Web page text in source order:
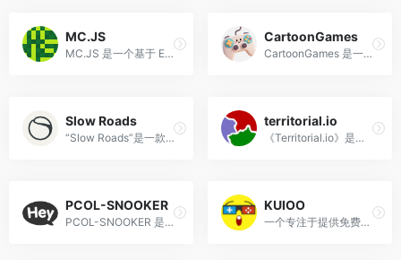
MC.JS
MC.JS 是一个基于 Eaglercraft 的网页版 Minecraft（MC）项目，专为中文用户优化的汉化版本。它是一个开源项目，旨在提供一个稳定、兼容性好、支持中文的网页版 Minecraft 体验。
CartoonGames
CartoonGames 是一个专为动画爱好者打造的免费浏览器游戏平台，汇集了海量风格鲜明、充满趣味的卡通游戏。
Slow Roads
“Slow Roads”是一款在线驾驶模拟游戏，玩家可以在其中驾驶各种车辆，体验不同的驾驶乐趣。
territorial.io
《Territorial.io》是一款以领土扩张为核心的多人在线实时战略游戏，玩家通过策略性地占领地图上的区域、击败对手来争夺全球统治权
PCOL-SNOOKER
PCOL-SNOOKER 是一个基于网页的在线斯诺克游戏台球游戏，玩家可以在浏览器中直接游玩，无需安装额外软件。
KUIOO
一个专注于提供免费网页小游戏的平台